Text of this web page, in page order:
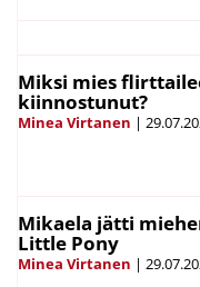
Miksi mies
kiinnostunut?
Minea Virtanen |
Mikaela jätti
Little Pony
Minea Virtanen |